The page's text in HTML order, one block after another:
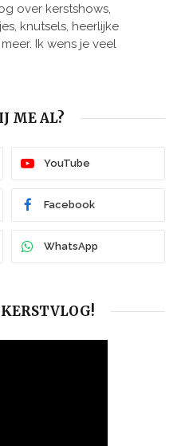
over kerstshows,
knutsels, heerlijke
Ik wens je veel
ME AL?
YouTube
Facebook
WhatsApp